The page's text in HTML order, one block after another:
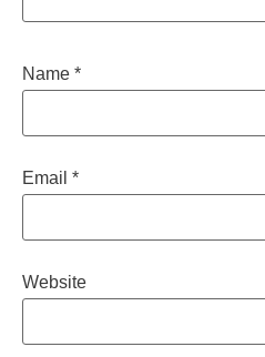
Name *
Email *
Website